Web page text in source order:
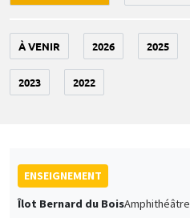
À VENIR 2026 2025
2023 2022
ENSEIGNEMENT
Îlot Bernard du BoisAmphithéâtre